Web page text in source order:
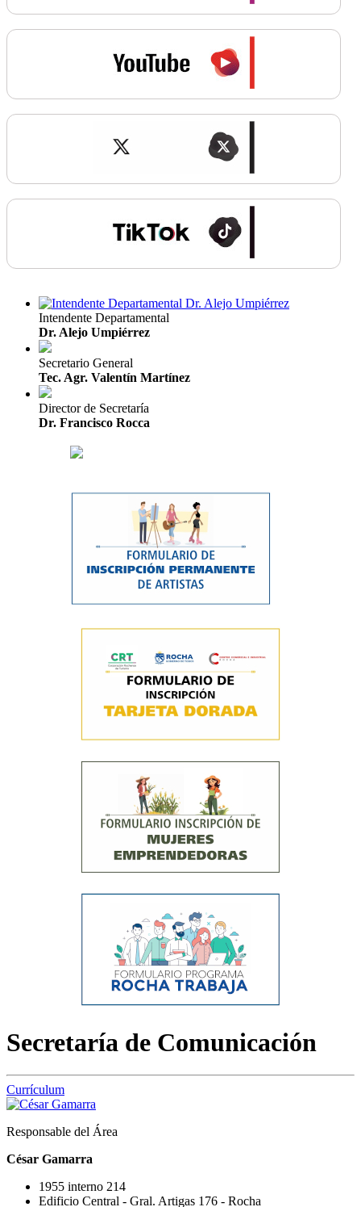
Intendente Departamental
Dr. Alejo Umpiérrez
Secretario General
Tec. Agr. Valentín Martínez
Director de Secretaría
Dr. Francisco Rocca
Secretaría de Comunicación
Currículum
Responsable del Área
César Gamarra
1955 interno 214
Edificio Central - Gral. Artigas 176 - Rocha